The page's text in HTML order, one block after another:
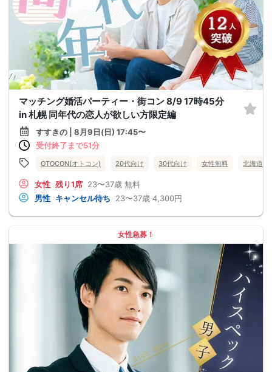
マッチング婚活パーティー・街コン 8/9 17時45分
in 札幌 同年代の恋人が欲しい方限定編
すすきの | 8月9日(日) 17:45〜
受付終了まで51分
OTOCON(オトコン) 20代向け 30代向け 女性無料 北海道
女性 残り1席 23〜37歳 無料
男性 キャンセル待ち 23〜37歳 4,300円
女性急募！